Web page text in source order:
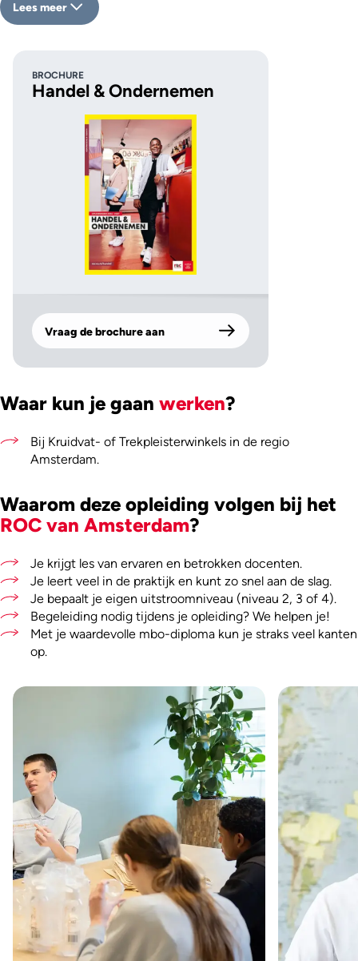
Lees meer
BROCHURE
Handel & Ondernemen
Vraag de brochure aan
Waar kun je gaan werken?
Bij Kruidvat- of Trekpleisterwinkels in de regio
Amsterdam.
Waarom deze opleiding volgen bij het
ROC van Amsterdam?
Je krijgt les van ervaren en betrokken docenten.
Je leert veel in de praktijk en kunt zo snel aan de slag.
Je bepaalt je eigen uitstroomniveau (niveau 2, 3 of 4).
Begeleiding nodig tijdens je opleiding? We helpen je!
Met je waardevolle mbo-diploma kun je straks veel kanten
op.